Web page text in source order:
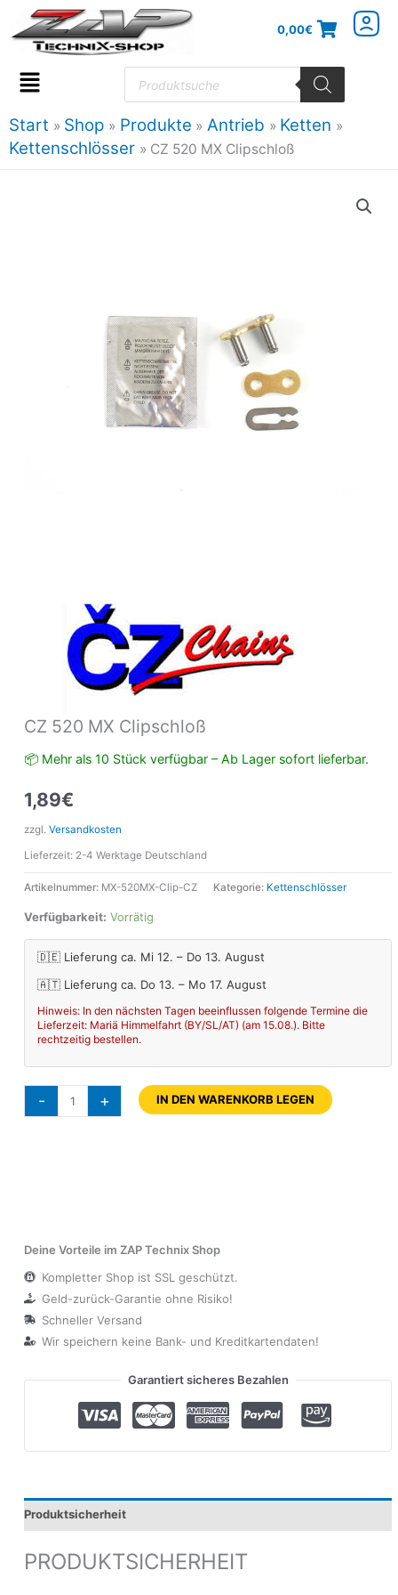
Inhalt
springen
0,00€
Flyout
Menu
Products
search
Start Shop Produkte Antrieb
Ketten
Kettenschlösser
CZ 520 MX Clipschloß
CZ 520 MX Clipschloß
📦 Mehr als 10 Stück verfügbar – Ab Lager sofort lieferbar.
1,89€
zzgl. Versandkosten
Lieferzeit: 2-4 Werktage Deutschland
Artikelnummer: MX-520MX-Clip-CZ Kategorie: Kettenschlösser
Verfügbarkeit: Vorrätig
🇩🇪 Lieferung ca. Mi 12. – Do 13. August
🇦🇹 Lieferung ca. Do 13. – Mo 17. August
Hinweis: In den nächsten Tagen beeinflussen folgende Termine die
Lieferzeit: Mariä Himmelfahrt (BY/SL/AT) (am 15.08.). Bitte
rechtzeitig bestellen.
- + IN DEN WARENKORB LEGEN
Deine Vorteile im ZAP Technix Shop
Kompletter Shop ist SSL geschützt.
Geld-zurück-Garantie ohne Risiko!
Schneller Versand
Wir speichern keine Bank- und Kreditkartendaten!
Garantiert sicheres Bezahlen
Produktsicherheit
PRODUKTSICHERHEIT